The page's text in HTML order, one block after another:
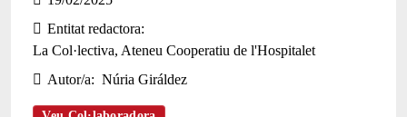
Entitat redactora
La Col·lectiva, Ateneu Cooperatiu de l'Hospitalet
Autor/a
Núria Giráldez